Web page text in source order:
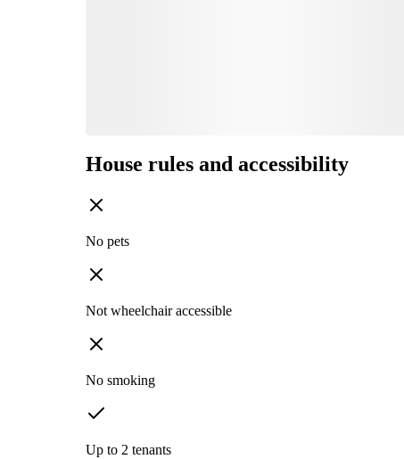
House rules and accessibility
No pets
Not wheelchair accessible
No smoking
Up to 2 tenants